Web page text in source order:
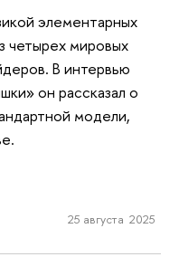
элементарных
четырех мировых
В интервью
он рассказал о
модели,
25 августа 2025